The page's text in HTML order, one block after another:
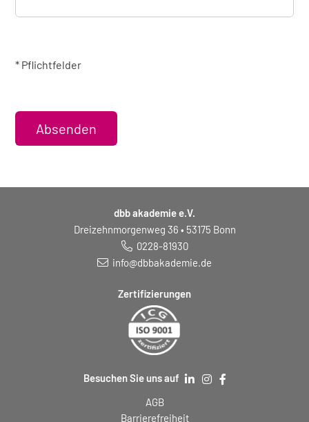
* Pflichtfelder
Absenden
dbb akademie e.V.
Dreizehnmorgenweg 36 • 53175 Bonn
0228-81930
info@dbbakademie.de
Zertifizierungen
Besuchen Sie uns auf
AGB
Barrierefreiheit